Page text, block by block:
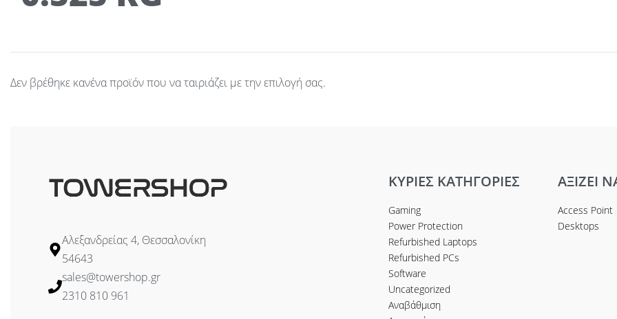
Δεν βρέθηκε κανένα προϊόν που να ταιριάζει με την επιλογή σας.
Αλεξανδρείας 4, Θεσσαλονίκη
54643
sales@towershop.gr
2310 810 961
ΚΥΡΙΕΣ ΚΑΤΗΓΟΡΙΕΣ
Gaming
Power Protection
Refurbished Laptops
Refurbished PCs
Software
Uncategorized
Αναβάθμιση
ΑΞΙΖΕΙ
Access Point
Desktops